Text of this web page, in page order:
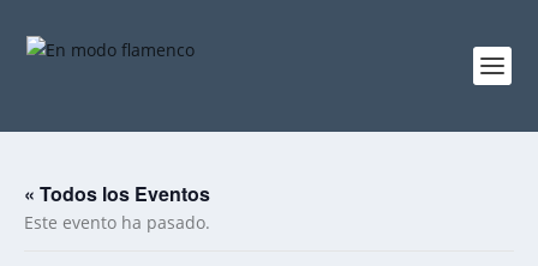
« Todos los Eventos
Este evento ha pasado.